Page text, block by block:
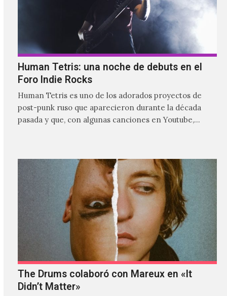
Human Tetris: una noche de debuts en el
Foro Indie Rocks
Human Tetris es uno de los adorados proyectos de
post-punk ruso que aparecieron durante la década
pasada y que, con algunas canciones en Youtube,
The Drums colaboró con Mareux en «It
Didn’t Matter»